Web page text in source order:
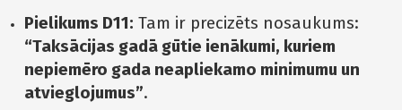
Pielikums D11: Tam ir precizēts nosaukums:
“Taksācijas gadā gūtie ienākumi, kuriem
nepiemēro gada neapliekamo minimumu un
atvieglojumus”.